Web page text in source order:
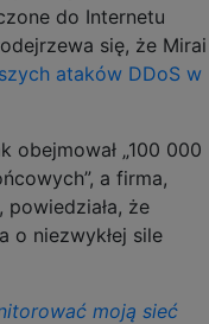
do Internetu
się, że Mirai
ataków DDoS w
obejmował „100 000
a firma,
że
o niezwykłej sile
moją sieć